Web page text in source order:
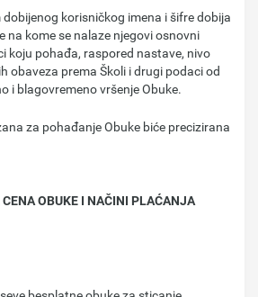
korisničkog imena i šifre dobija
na kome se nalaze njegovi osnovni
koju pohađa, raspored nastave, nivo
obaveza prema Školi i drugi podaci od
i blagovremeno vršenje Obuke.
za pohađanje Оbuke biće precizirana
OBUKE I NAČINI PLAĆANJA